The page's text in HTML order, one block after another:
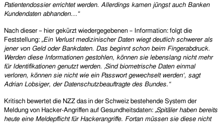
Patientendossier errichtet werden. Allerdings kamen jüngst auch Banken
Kundendaten abhanden…“
Nach dieser – hier gekürzt wiedergegebenen – Information: folgt die
Feststellung: „Ein Verlust medizinischer Daten wiegt deutlich schwerer als
jener von Geld oder Bankdaten. Das beginnt schon beim Fingerabdruck.
Werden diese Informationen gestohlen, können sie lebenslang nicht mehr
für Identifikationen genutzt werden. ‚Sind biometrische Daten einmal
verloren, können sie nicht wie ein Passwort gewechselt werden‘, sagt
Adrian Lobsiger, der Datenschutzbeauftragte des Bundes.“
Kritisch bewertet die NZZ das in der Schweiz bestehende System der
Meldung von Hacker-Angriffen auf Gesundheitsdaten: „Spitäler haben bereits
heute eine Meldepflicht für Hackerangriffe. Fortan müssen sie diese nicht